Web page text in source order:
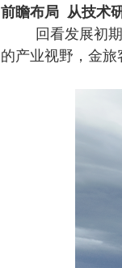
前瞻布局 从技术
回看发展初
的产业视野，金